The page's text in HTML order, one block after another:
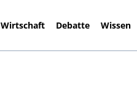
Wirtschaft Debatte Wissen